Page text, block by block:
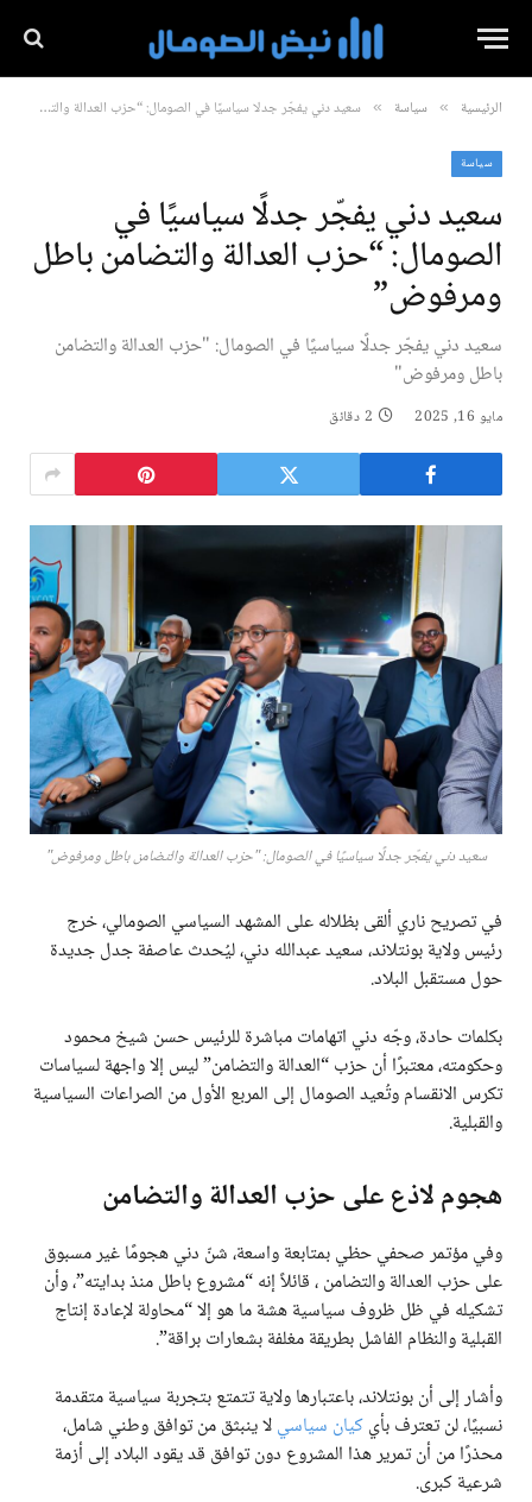
الرئيسية » سياسة » سعيد دني يفجّر جدلًا سياسيًا في الصومال: “حزب العدالة والتضامن باطل ومرفوض”
سياسة
سعيد دني يفجّر جدلًا سياسيًا في
الصومال: “حزب العدالة والتضامن باطل
ومرفوض”
سعيد دني يفجّر جدلًا سياسيًا في الصومال: "حزب العدالة والتضامن
باطل ومرفوض"
مايو 16, 2025 2 دقائق
سعيد دني يفجّر جدلًا سياسيًا في الصومال: "حزب العدالة والتضامن باطل ومرفوض"
في تصريح ناري ألقى بظلاله على المشهد السياسي الصومالي، خرج
رئيس ولاية بونتلاند، سعيد عبدالله دني، ليُحدث عاصفة جدل جديدة
حول مستقبل البلاد.
بكلمات حادة، وجّه دني اتهامات مباشرة للرئيس حسن شيخ محمود
وحكومته، معتبرًا أن حزب “العدالة والتضامن” ليس إلا واجهة لسياسات
تكرس الانقسام وتُعيد الصومال إلى المربع الأول من الصراعات السياسية
والقبلية.
هجوم لاذع على حزب العدالة والتضامن
وفي مؤتمر صحفي حظي بمتابعة واسعة، شنّ دني هجومًا غير مسبوق
على حزب العدالة والتضامن ، قائلاً إنه “مشروع باطل منذ بدايته”، وأن
تشكيله في ظل ظروف سياسية هشة ما هو إلا “محاولة لإعادة إنتاج
القبلية والنظام الفاشل بطريقة مغلفة بشعارات براقة”.
وأشار إلى أن بونتلاند، باعتبارها ولاية تتمتع بتجربة سياسية متقدمة
نسبيًا، لن تعترف بأيكيان سياسيلا ينبثق من توافق وطني شامل،
محذرًا من أن تمرير هذا المشروع دون توافق قد يقود البلاد إلى أزمة
شرعية كبرى.